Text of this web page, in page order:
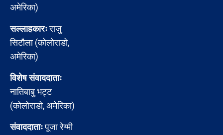
अमेरिका)
सल्लाहकारःराजु
सिटौला (कोलोराडो,
अमेरिका)
विशेष संवाददाताः
नातिबाबु भट्ट
(कोलोराडो, अमेरिका)
संवाददाताःपूजा रेग्मी